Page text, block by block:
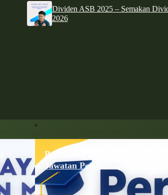
Dividen ASB 2025 – Semakan
2026
Perbezaan DG, DH, DS – Gred
Jawatan Pendidikan di Malaysia